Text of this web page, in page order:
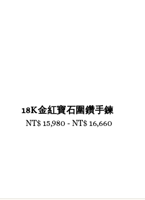
18K金紅寶石圍鑽手鍊
Regular
NT$ 15,980 -NT$ 16,660